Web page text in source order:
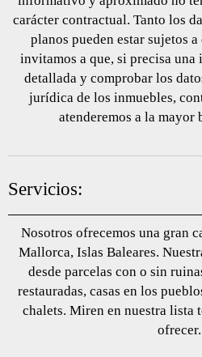
carácter contractual. Tanto los
planos pueden estar sujetos
invitamos a que, si precisa una
detallada y comprobar los
jurídica de los inmuebles,
atenderemos a la mayor
Servicios:
Nosotros ofrecemos una gran
Mallorca, Islas Baleares.
desde parcelas con o sin
restauradas, casas en los
chalets. Miren en nuestra lista
ofrecer.